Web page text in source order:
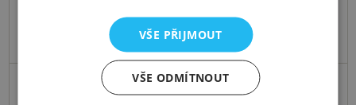
VŠE PŘIJMOUT
VŠE ODMÍTNOUT